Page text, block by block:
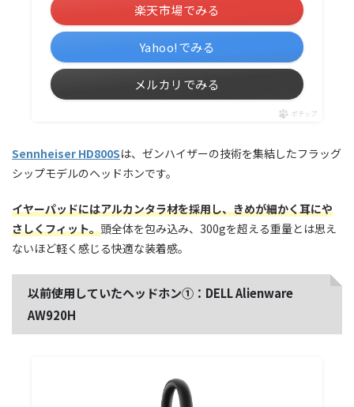
楽天市場でみる
Yahoo!でみる
メルカリでみる
ポチップ
Sennheiser HD800Sは、ゼンハイザーの技術を集結したフラッグ
シップモデルのヘッドホンです。
イヤーパッドにはアルカンタラ材を採用し、きめが細かく耳にや
さしくフィット。頭全体を包み込み、300gを超える重量とは思え
ないほど軽く感じる快適な装着感。
以前使用していたヘッドホン①：DELL Alienware
AW920H